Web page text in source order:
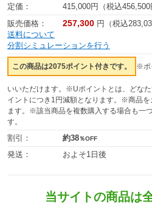
定価：
415,000円（税込456,500
販売価格：
257,300 円（税込
送料について
分割シミュレーションを行う
この商品は2075ポイント付きです。 ※ポ
いいただけます。※Uポイントとは、どな
イントにつき1円減額となります。※商品
ます。※該当商品を複数購入する場合も一
す。
割引： 約38％OFF
発送： およそ1日後
当サイトの商品は